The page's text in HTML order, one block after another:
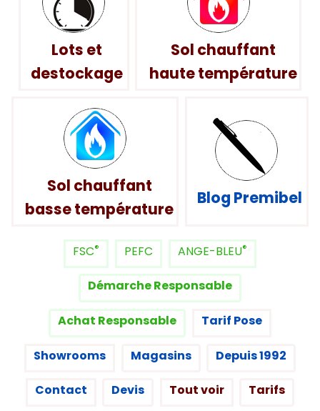
Lots et
destockage
Sol chauffant
haute température
Sol chauffant
basse température
Blog Premibel
FSC® PEFC ANGE-BLEU®
Démarche Responsable
Achat Responsable Tarif Pose
Showrooms Magasins Depuis 1992
Contact Devis Tout voir Tarifs